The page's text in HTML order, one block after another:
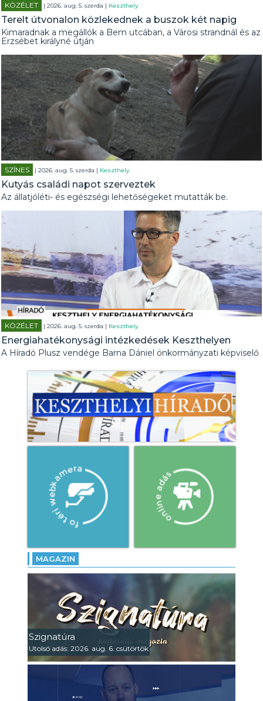
KÖZÉLET | 2026. aug. 5. szerda | Keszthely
Terelt útvonalon közlekednek a buszok két napig
Kimaradnak a megállók a Bem utcában, a Városi strandnál és az
Erzsébet királyné útján
SZÍNES | 2026. aug. 5. szerda | Keszthely
Kutyás családi napot szerveztek
Az állatjóléti- és egészségi lehetőségeket mutatták be.
KÖZÉLET | 2026. aug. 5. szerda | Keszthely
Energiahatékonysági intézkedések Keszthelyen
A Híradó Plusz vendége Barna Dániel önkormányzati képviselő
MAGAZIN
Szignatúra
Utolsó adás: 2026. aug. 6. csütörtök